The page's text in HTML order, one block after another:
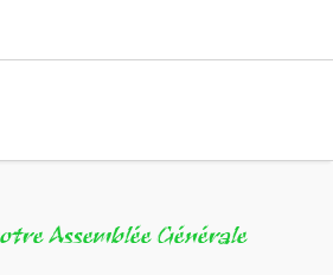
Assemblée Générale